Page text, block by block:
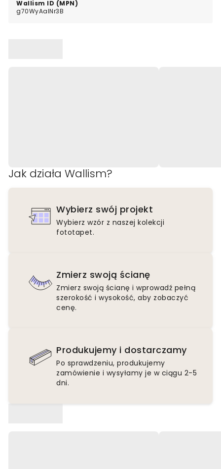
Wallism ID (MPN)
g70WyAalNr3B
Jak działa Wallism?
Wybierz swój projekt
Wybierz wzór z naszej kolekcji
fototapet.
Zmierz swoją ścianę
Zmierz swoją ścianę i wprowadź pełną
szerokość i wysokość, aby zobaczyć
cenę.
Produkujemy i dostarczamy
Po sprawdzeniu, produkujemy
zamówienie i wysyłamy je w ciągu 2-5
dni.